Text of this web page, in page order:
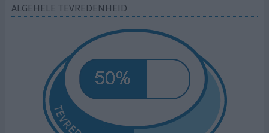
ALGEHELE TEVREDENHEID